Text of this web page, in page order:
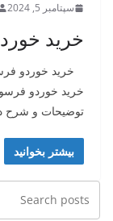
سپتامبر 5, 2024
خرید
خرید خوردو
توضیحات و شرح
بیشتر بخوانید